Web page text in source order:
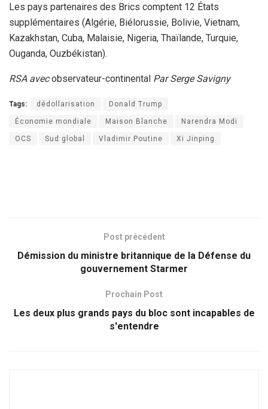
Les pays partenaires des Brics comptent 12 États
supplémentaires (Algérie, Biélorussie, Bolivie, Vietnam,
Kazakhstan, Cuba, Malaisie, Nigeria, Thaïlande, Turquie,
Ouganda, Ouzbékistan).
RSA avecobservateur-continental Par Serge Savigny
Tags: dédollarisation Donald Trump
Économie mondiale Maison Blanche Narendra Modi
OCS Sud global Vladimir Poutine Xi Jinping
Post précédent
Démission du ministre britannique de la Défense du
gouvernement Starmer
Prochain Post
Les deux plus grands pays du bloc sont incapables de
s'entendre